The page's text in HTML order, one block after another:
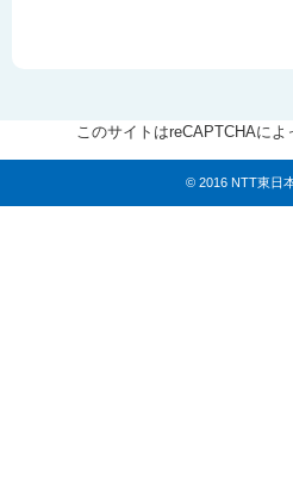
このサイトはreCAPTCHAによ
© 2016 NTT東日